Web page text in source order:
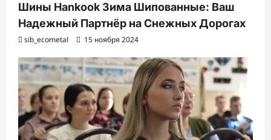
Шины Hankook Зима Шипованные: Ваш
Надежный Партнёр на Снежных Дорогах
sib_ecometal 15 ноября 2024